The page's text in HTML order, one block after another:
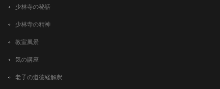
少林寺の秘話
少林寺の精神
教室風景
気の講座
老子の道徳経解釈